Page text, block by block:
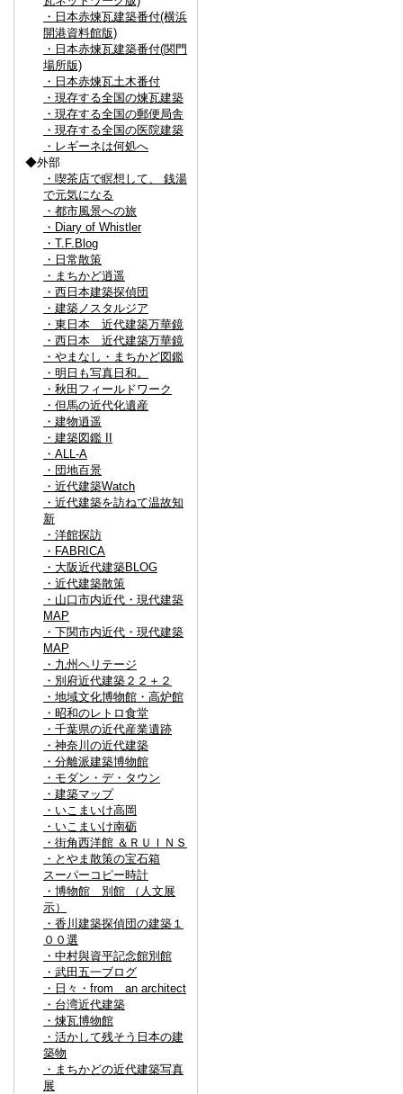
・日本赤煉瓦建築番付(横浜
開港資料館版)
・日本赤煉瓦建築番付(関門
場所版)
・日本赤煉瓦土木番付
・現存する全国の煉瓦建築
・現存する全国の郵便局舎
・現存する全国の医院建築
・レギーネは何処へ
◆外部
・喫茶店で瞑想して、 銭湯
で元気になる
・都市風景への旅
・Diary of Whistler
・T.F.Blog
・日常散策
・まちかど逍遥
・西日本建築探偵団
・建築ノスタルジア
・東日本 近代建築万華鏡
・西日本 近代建築万華鏡
・やまなし・まちかど図鑑
・明日も写真日和。
・秋田フィールドワーク
・但馬の近代化遺産
・建物逍遥
・建築図鑑 II
・ALL-A
・団地百景
・近代建築Watch
・近代建築を訪ねて温故知
新
・洋館探訪
・FABRICA
・大阪近代建築BLOG
・近代建築散策
・山口市内近代・現代建築
MAP
・下関市内近代・現代建築
MAP
・九州ヘリテージ
・別府近代建築２２＋２
・地域文化博物館・高炉館
・昭和のレトロ食堂
・千葉県の近代産業遺跡
・神奈川の近代建築
・分離派建築博物館
・モダン・デ・タウン
・建築マップ
・いこまいけ高岡
・いこまいけ南砺
・街角西洋館 ＆ＲＵＩＮＳ
・とやま散策の宝石箱
スーパーコピー時計
・博物館 別館 （人文展
示）
・香川建築探偵団の建築１
００選
・中村與資平記念館別館
・武田五一ブログ
・日々・from an architect
・台湾近代建築
・煉瓦博物館
・活かして残そう日本の建
築物
・まちかどの近代建築写真
展